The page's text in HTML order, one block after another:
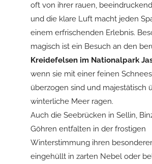
oft von ihrer rauen,
und die klare Luft macht jeden
einem erfrischenden Erlebnis.
magisch ist ein Besuch an den
Kreidefelsen im Nationalpark
wenn sie mit einer feinen
überzogen sind und majestätisch
winterliche Meer ragen.
Auch die Seebrücken in Sellin,
Göhren entfalten in der frostigen
Winterstimmung ihren
eingehüllt in zarten Nebel oder